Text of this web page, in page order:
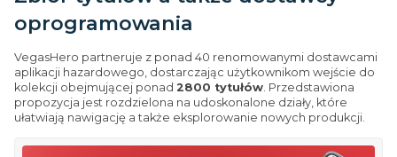
oprogramowania
VegasHero partneruje z ponad 40 renomowanymi dostawcami
aplikacji hazardowego, dostarczając użytkownikom wejście do
kolekcji obejmującej ponad 2800 tytułów. Przedstawiona
propozycja jest rozdzielona na udoskonalone działy, które
ułatwiają nawigację a także eksplorowanie nowych produkcji.